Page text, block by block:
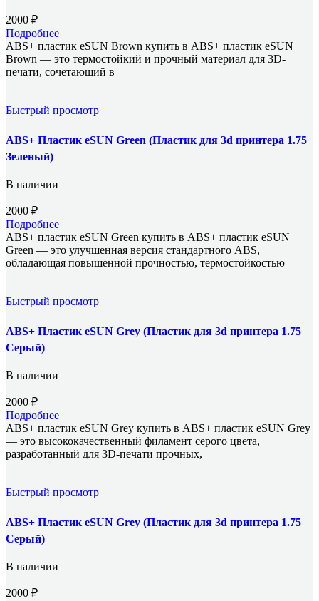
2000 ₽
Подробнее
ABS+ пластик eSUN Brown купить в ABS+ пластик eSUN
Brown — это термостойкий и прочный материал для 3D-
печати, сочетающий в
Быстрый просмотр
ABS+ Пластик eSUN Green (Пластик для 3d принтера 1.75
Зеленый)
В наличии
2000 ₽
Подробнее
ABS+ пластик eSUN Green купить в ABS+ пластик eSUN
Green — это улучшенная версия стандартного ABS,
обладающая повышенной прочностью, термостойкостью
Быстрый просмотр
ABS+ Пластик eSUN Grey (Пластик для 3d принтера 1.75
Серый)
В наличии
2000 ₽
Подробнее
ABS+ пластик eSUN Grey купить в ABS+ пластик eSUN Grey
— это высококачественный филамент серого цвета,
разработанный для 3D-печати прочных,
Быстрый просмотр
ABS+ Пластик eSUN Grey (Пластик для 3d принтера 1.75
Серый)
В наличии
2000 ₽